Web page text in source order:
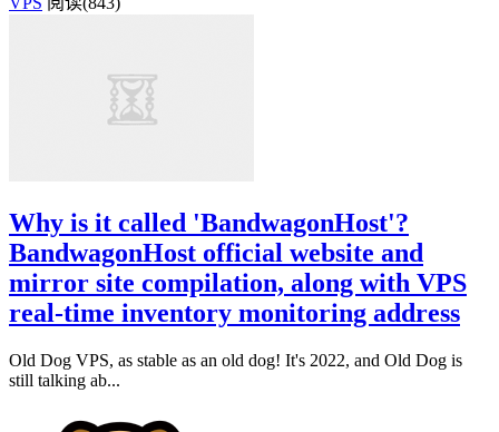
Why is it called 'BandwagonHost'?
BandwagonHost official website and
mirror site compilation, along with VPS
real-time inventory monitoring address
Old Dog VPS, as stable as an old dog! It's 2022, and Old Dog is
still talking ab...